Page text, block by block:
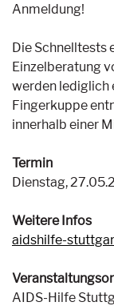
Anmeldung!
Die Schnelltests
Einzelberatung
werden lediglich
Fingerkuppe
innerhalb einer
Termin
Dienstag,
Weitere Infos
aidshilfe-
AIDS-Hilfe